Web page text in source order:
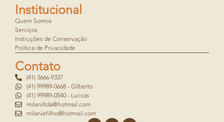
Institucional
Quem Somos
Serviços
Instruções de Conservação
Política de Privacidade
Contato
(41) 3666-9337
(41) 99989-0668 - Gilberto
(41) 99989-0540 - Luccas
milaniltda@hotmail.com
milaniefilho@hotmail.com